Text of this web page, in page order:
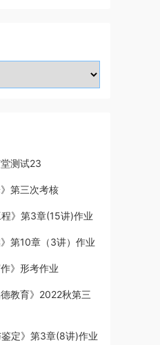
测试23
第三次考核
》第3章(15讲)作业
第10章（3讲）作业
》形考作业
教育》2022秋第三
定》第3章(8讲)作业